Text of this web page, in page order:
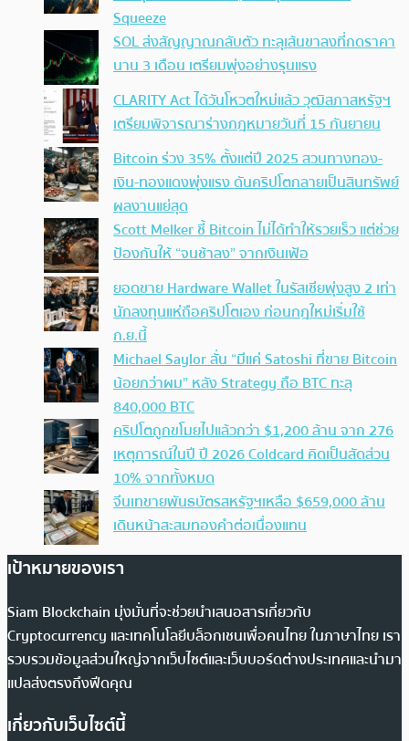
Squeeze
SOL ส่งสัญญาณกลับตัว ทะลุเส้นขาลงที่กดราคา
นาน 3 เดือน เตรียมพุ่งอย่างรุนแรง
CLARITY Act ได้วันโหวตใหม่แล้ว วุฒิสภาสหรัฐฯ
เตรียมพิจารณาร่างกฎหมายวันที่ 15 กันยายน
Bitcoin ร่วง 35% ตั้งแต่ปี 2025 สวนทางทอง-
เงิน-ทองแดงพุ่งแรง ดันคริปโตกลายเป็นสินทรัพย์
ผลงานแย่สุด
Scott Melker ชี้ Bitcoin ไม่ได้ทำให้รวยเร็ว แต่ช่วย
ป้องกันให้ “จนช้าลง” จากเงินเฟ้อ
ยอดขาย Hardware Wallet ในรัสเซียพุ่งสูง 2 เท่า
นักลงทุนแห่ถือคริปโตเอง ก่อนกฎใหม่เริ่มใช้
ก.ย.นี้
Michael Saylor ลั่น “มีแค่ Satoshi ที่ขาย Bitcoin
น้อยกว่าผม” หลัง Strategy ถือ BTC ทะลุ
840,000 BTC
คริปโตถูกขโมยไปแล้วกว่า $1,200 ล้าน จาก 276
เหตุการณ์ในปี ปี 2026 Coldcard คิดเป็นสัดส่วน
10% จากทั้งหมด
จีนเทขายพันธบัตรสหรัฐฯเหลือ $659,000 ล้าน
เดินหน้าสะสมทองคำต่อเนื่องแทน
เป้าหมายของเรา
Siam Blockchain มุ่งมั่นที่จะช่วยนำเสนอสารเกี่ยวกับ
Cryptocurrency และเทคโนโลยีบล็อกเชนเพื่อคนไทย ในภาษาไทย เรา
รวบรวมข้อมูลส่วนใหญ่จากเว็บไซต์และเว็บบอร์ดต่างประเทศและนำมา
แปลส่งตรงถึงฟีดคุณ
เกี่ยวกับเว็บไซต์นี้